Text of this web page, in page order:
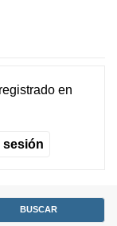
en
sesión